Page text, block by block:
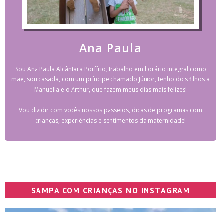
Ana Paula
Sou Ana Paula Alcântara Porfírio, trabalho em horário integral como
mãe, sou casada, com um príncipe chamado Júnior, tenho dois filhos a
Manuella e o Arthur, que fazem meus dias mais felizes!
Vou dividir com vocês nossos passeios, dicas de programas com
crianças, experiências e sentimentos da maternidade!
SAMPA COM CRIANÇAS NO INSTAGRAM